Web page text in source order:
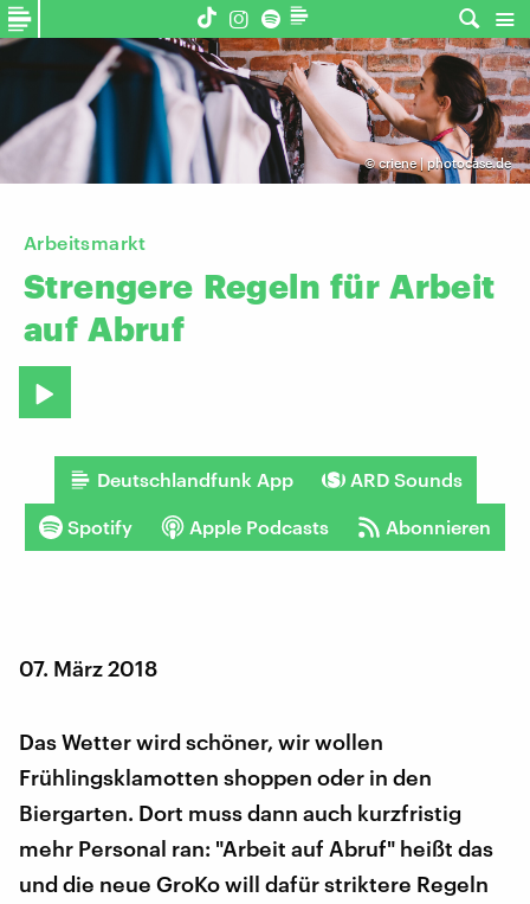
©criene | photocase.de
Arbeitsmarkt
Strengere Regeln für Arbeit
auf Abruf
Deutschlandfunk App ARD Sounds
Spotify Apple Podcasts Abonnieren
07. März 2018
Das Wetter wird schöner, wir wollen
Frühlingsklamotten shoppen oder in den
Biergarten. Dort muss dann auch kurzfristig
mehr Personal ran: "Arbeit auf Abruf" heißt das
und die neue GroKo will dafür striktere Regeln